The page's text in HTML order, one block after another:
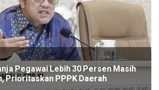
Pegawai Lebih 30 Persen Masih
Prioritaskan PPPK Daerah